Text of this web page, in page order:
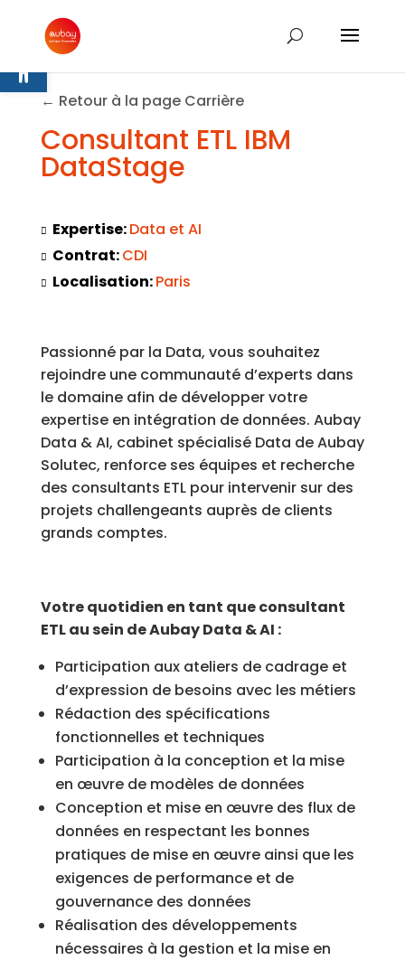
← Retour à la page Carrière
Consultant ETL IBM
DataStage
Expertise:Data et AI
Contrat:CDI
Localisation:Paris
Passionné par la Data, vous souhaitez
rejoindre une communauté d’experts dans
le domaine afin de développer votre
expertise en intégration de données. Aubay
Data & AI, cabinet spécialisé Data de Aubay
Solutec, renforce ses équipes et recherche
des consultants ETL pour intervenir sur des
projets challengeants auprès de clients
grands comptes.
Votre quotidien en tant que consultant
ETL au sein de Aubay Data & AI :
Participation aux ateliers de cadrage et
d’expression de besoins avec les métiers
Rédaction des spécifications
fonctionnelles et techniques
Participation à la conception et la mise
en œuvre de modèles de données
Conception et mise en œuvre des flux de
données en respectant les bonnes
pratiques de mise en œuvre ainsi que les
exigences de performance et de
gouvernance des données
Réalisation des développements
nécessaires à la gestion et la mise en
Ouvrir la barre d’outils